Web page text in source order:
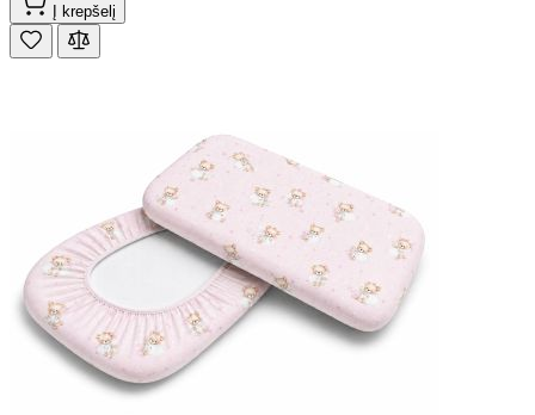
Į krepšelį